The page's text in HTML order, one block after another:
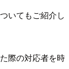
いてもご紹介し
際の対応者を時